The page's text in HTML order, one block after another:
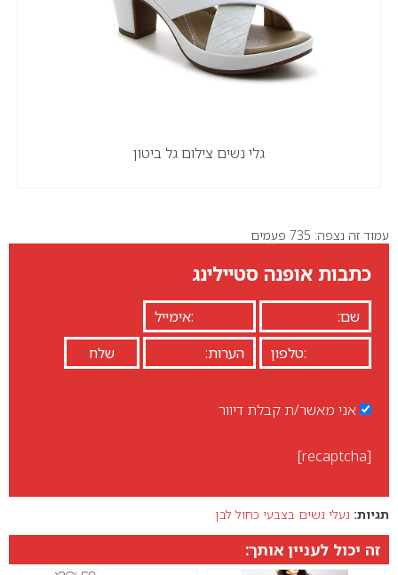
גלי נשים צילום גל ביטון
עמוד זה נצפה: 735 פעמים
כתבות אופנה סטיילינג
אני מאשר/ת קבלת דיוור
[recaptcha]
תגיות: נעלי נשים בצבעי כחול לבן
זה יכול לעניין אותך: